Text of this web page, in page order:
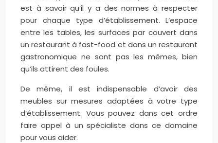
est à savoir qu’il y a des normes à respecter
pour chaque type d’établissement. L’espace
entre les tables, les surfaces par couvert dans
un restaurant à fast-food et dans un restaurant
gastronomique ne sont pas les mêmes, bien
qu’ils attirent des foules.
De même, il est indispensable d’avoir des
meubles sur mesures adaptées à votre type
d’établissement. Vous pouvez dans cet ordre
faire appel à un spécialiste dans ce domaine
pour vous aider.